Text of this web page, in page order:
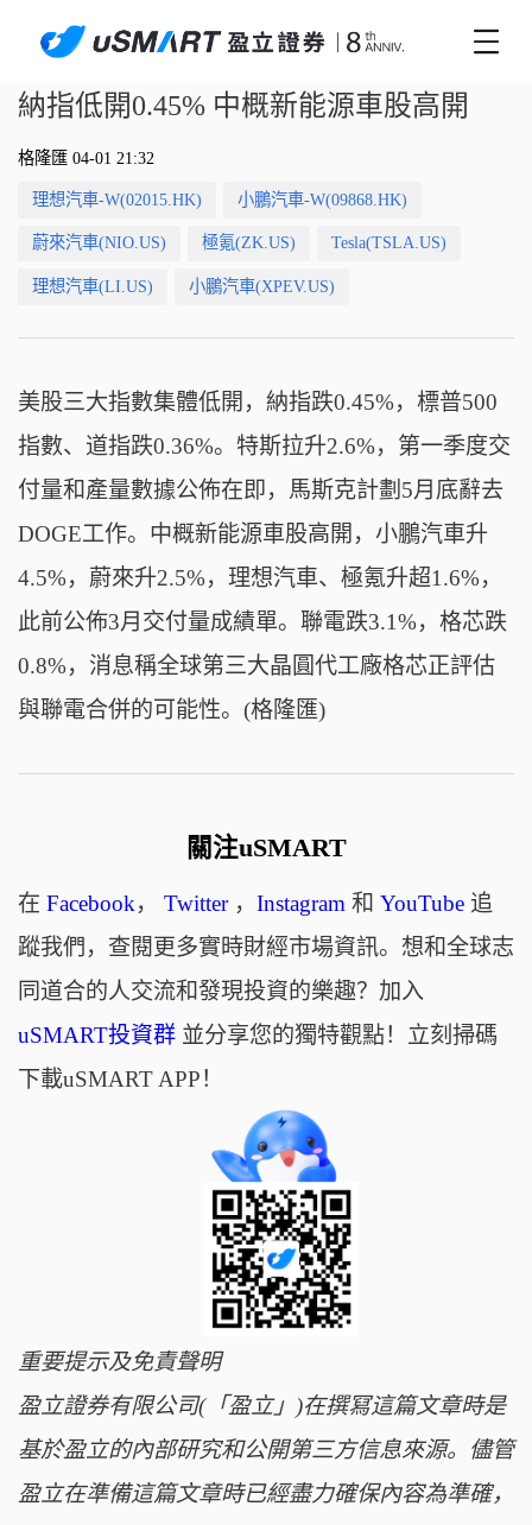
納指低開0.45% 中概新能源車股高開
格隆匯 04-01 21:32
理想汽車-W(02015.HK) 小鵬汽車-W(09868.HK)
蔚來汽車(NIO.US) 極氪(ZK.US) Tesla(TSLA.US)
理想汽車(LI.US) 小鵬汽車(XPEV.US)
美股三大指數集體低開，納指跌0.45%，標普500
指數、道指跌0.36%。特斯拉升2.6%，第一季度交
付量和產量數據公佈在即，馬斯克計劃5月底辭去
DOGE工作。中概新能源車股高開，小鵬汽車升
4.5%，蔚來升2.5%，理想汽車、極氪升超1.6%，
此前公佈3月交付量成績單。聯電跌3.1%，格芯跌
0.8%，消息稱全球第三大晶圓代工廠格芯正評估
與聯電合併的可能性。(格隆匯)
關注uSMART
在 Facebook， Twitter， Instagram和 YouTube追
蹤我們，查閱更多實時財經市場資訊。想和全球志
同道合的人交流和發現投資的樂趣？加入
uSMART投資群並分享您的獨特觀點！立刻掃碼
下載uSMART APP！
重要提示及免責聲明
盈立證券有限公司(「盈立」)在撰冩這篇文章時是
基於盈立的內部研究和公開第三方信息來源。儘管
盈立在準備這篇文章時已經盡力確保內容為準確，